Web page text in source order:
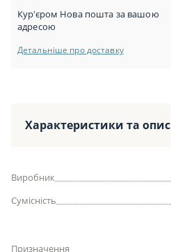
Кур'єром Нова пошта за вашою
адресою
Детальніше про доставку
Характеристики та опис
Виробник
Сумісність
Призначення